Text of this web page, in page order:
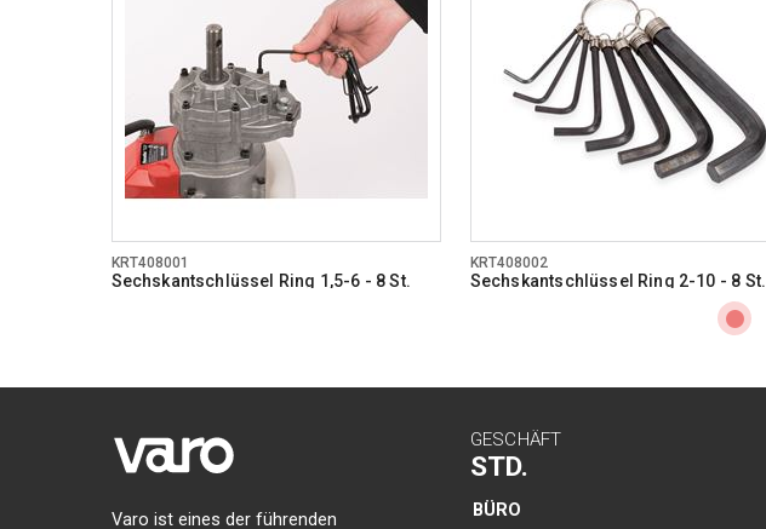
KRT408001
Sechskantschlüssel Ring 1,5-6 - 8 St.
KRT408002
Sechskantschlüssel Ring 2-10 - 8 St.
Varo ist eines der führenden
GESCHÄFT
STD.
BÜRO